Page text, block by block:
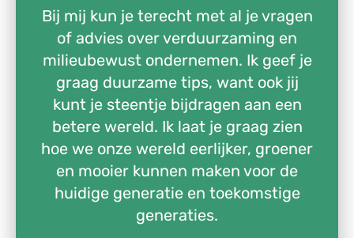
Bij mij kun je terecht met al je vragen
of advies over verduurzaming en
milieubewust ondernemen. Ik geef je
graag duurzame tips, want ook jij
kunt je steentje bijdragen aan een
betere wereld. Ik laat je graag zien
hoe we onze wereld eerlijker, groener
en mooier kunnen maken voor de
huidige generatie en toekomstige
generaties.